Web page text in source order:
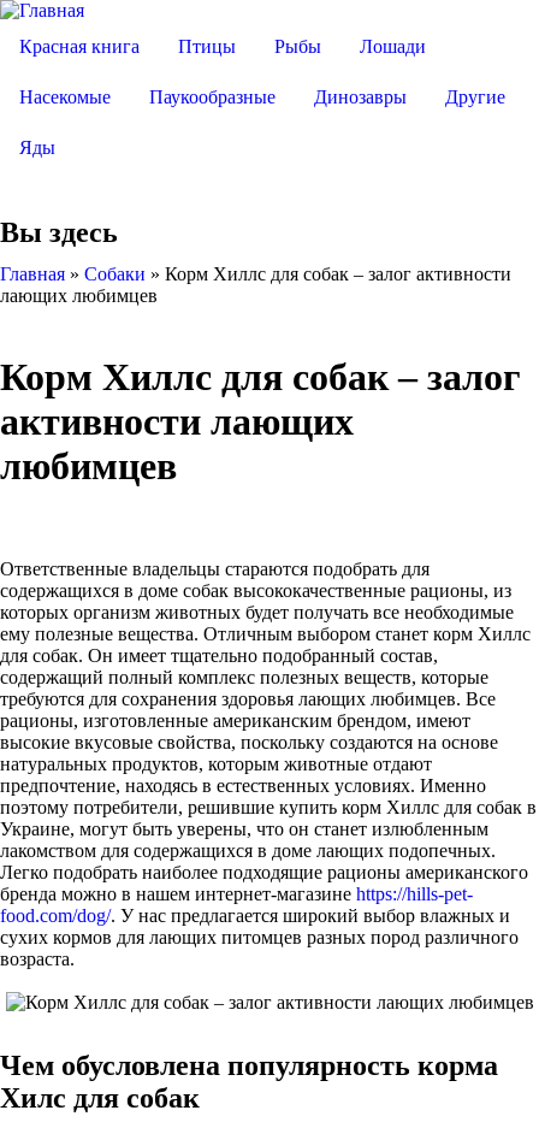
Красная книга Птицы Рыбы Лошади
Насекомые Паукообразные Динозавры Другие
Яды
Вы здесь
Главная » Собаки » Корм Хиллс для собак – залог активности
лающих любимцев
Корм Хиллс для собак – залог
активности лающих
любимцев
Ответственные владельцы стараются подобрать для
содержащихся в доме собак высококачественные рационы, из
которых организм животных будет получать все необходимые
ему полезные вещества. Отличным выбором станет корм Хиллс
для собак. Он имеет тщательно подобранный состав,
содержащий полный комплекс полезных веществ, которые
требуются для сохранения здоровья лающих любимцев. Все
рационы, изготовленные американским брендом, имеют
высокие вкусовые свойства, поскольку создаются на основе
натуральных продуктов, которым животные отдают
предпочтение, находясь в естественных условиях. Именно
поэтому потребители, решившие купить корм Хиллс для собак в
Украине, могут быть уверены, что он станет излюбленным
лакомством для содержащихся в доме лающих подопечных.
Легко подобрать наиболее подходящие рационы американского
бренда можно в нашем интернет-магазине https://hills-pet-
food.com/dog/. У нас предлагается широкий выбор влажных и
сухих кормов для лающих питомцев разных пород различного
возраста.
Чем обусловлена популярность корма
Хилс для собак